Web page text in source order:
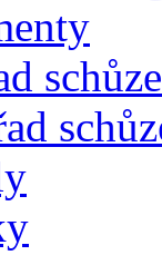
schůze